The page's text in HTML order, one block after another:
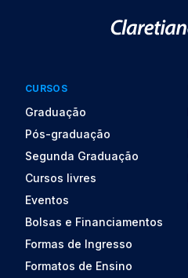
CURSOS
Graduação
Pós-graduação
Segunda Graduação
Cursos livres
Eventos
Bolsas e Financiamentos
Formas de Ingresso
Formatos de Ensino